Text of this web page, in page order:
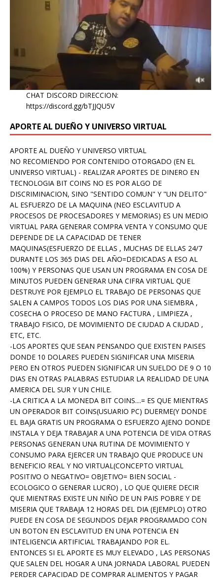
CHAT DISCORD DIRECCION:
https://discord.gg/bTJJQU5V
APORTE AL DUEÑO Y UNIVERSO VIRTUAL
APORTE AL DUEÑO Y UNIVERSO VIRTUAL
NO RECOMIENDO POR CONTENIDO OTORGADO (EN EL
UNIVERSO VIRTUAL) - REALIZAR APORTES DE DINERO EN
TECNOLOGIA BIT COINS NO ES POR ALGO DE
DISCRIMINACION, SINO "SENTIDO COMUN" Y "UN DELITO"
AL ESFUERZO DE LA MAQUINA (NEO ESCLAVITUD A
PROCESOS DE PROCESADORES Y MEMORIAS) ES UN MEDIO
VIRTUAL PARA GENERAR COMPRA VENTA Y CONSUMO QUE
DEPENDE DE LA CAPACIDAD DE TENER
MAQUINAS(ESFUERZO DE ELLAS , MUCHAS DE ELLAS 24/7
DURANTE LOS 365 DIAS DEL AÑO=DEDICADAS A ESO AL
100%) Y PERSONAS QUE USAN UN PROGRAMA EN COSA DE
MINUTOS PUEDEN GENERAR UNA CIFRA VIRTUAL QUE
DESTRUYE POR EJEMPLO EL TRABAJO DE PERSONAS QUE
SALEN A CAMPOS TODOS LOS DIAS POR UNA SIEMBRA ,
COSECHA O PROCESO DE MANO FACTURA , LIMPIEZA ,
TRABAJO FISICO, DE MOVIMIENTO DE CIUDAD A CIUDAD ,
ETC, ETC.
-LOS APORTES QUE SEAN PENSANDO QUE EXISTEN PAISES
DONDE 10 DOLARES PUEDEN SIGNIFICAR UNA MISERIA
PERO EN OTROS PUEDEN SIGNIFICAR UN SUELDO DE 9 O 10
DIAS EN OTRAS PALABRAS ESTUDIAR LA REALIDAD DE UNA
AMERICA DEL SUR Y UN CHILE.
-LA CRITICA A LA MONEDA BIT COINS....= ES QUE MIENTRAS
UN OPERADOR BIT COINS(USUARIO PC) DUERME(Y DONDE
EL BAJA GRATIS UN PROGRAMA O ESFUERZO AJENO DONDE
INSTALA Y DEJA TRABAJAR A UNA POTENCIA DE VIDA OTRAS
PERSONAS GENERAN UNA RUTINA DE MOVIMIENTO Y
CONSUMO PARA EJERCER UN TRABAJO QUE PRODUCE UN
BENEFICIO REAL Y NO VIRTUAL(CONCEPTO VIRTUAL
POSITIVO O NEGATIVO= OBJETIVO= BIEN SOCIAL -
ECOLOGICO O GENERAR LUCRO) , LO QUE QUIERE DECIR
QUE MIENTRAS EXISTE UN NIÑO DE UN PAIS POBRE Y DE
MISERIA QUE TRABAJA 12 HORAS DEL DIA (EJEMPLO) OTRO
PUEDE EN COSA DE SEGUNDOS DEJAR PROGRAMADO CON
UN BOTON EN ESCLAVITUD EN UNA POTENCIA EN
INTELIGENCIA ARTIFICIAL TRABAJANDO POR EL.
ENTONCES SI EL APORTE ES MUY ELEVADO , LAS PERSONAS
QUE SALEN DEL HOGAR A UNA JORNADA LABORAL PUEDEN
PERDER CAPACIDAD DE COMPRAR ALIMENTOS Y PAGAR